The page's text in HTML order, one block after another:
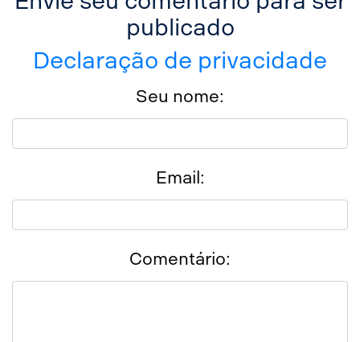
publicado
Declaração de privacidade
Seu nome:
Email:
Comentário: